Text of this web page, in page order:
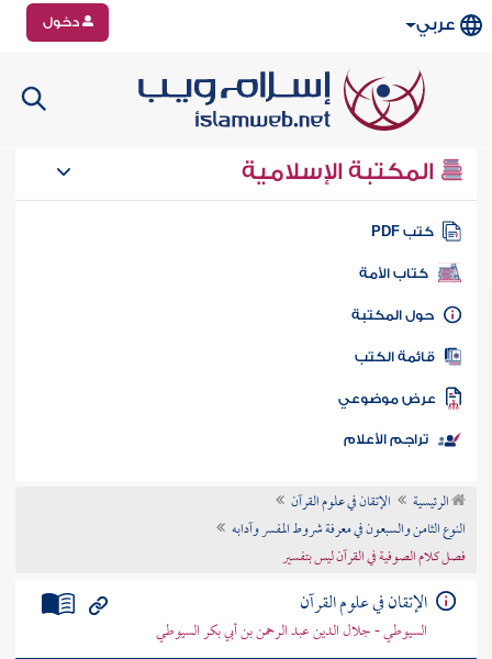
عربي دخول
المكتبة الإسلامية
كتب PDF
كتاب الأمة
المكتبة
الكتب
موضوعي
تراجم الأعلام
الرئيسية
الإتقان في علوم القرآن
النوع الثامن والسبعون في معرفة شروط المفسر وآدابه
فصل كلام الصوفية في القرآن ليس بتفسير
الإتقان في علوم القرآن
السيوطي - جلال الدين عبد الرحمن بن أبي بكر السيوطي